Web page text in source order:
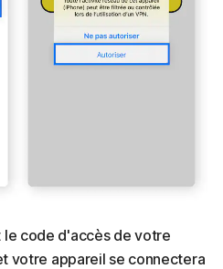
le code d'accès de votre
votre appareil se connectera